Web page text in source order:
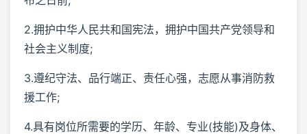
2.拥护中华人民共和国宪法，拥护中国共产党领导和
社会主义制度;
3.遵纪守法、品行端正、责任心强，志愿从事消防救
援工作;
4.具有岗位所需要的学历、年龄、专业(技能)及身体、